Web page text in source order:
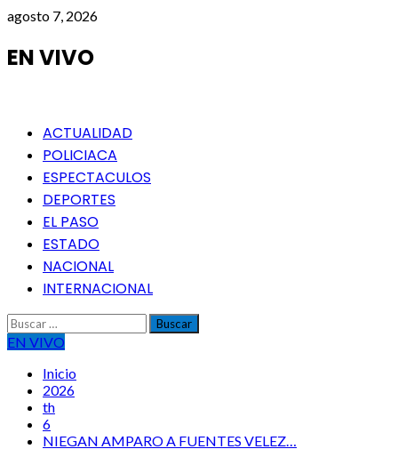
Saltar
contenido
agosto 7, 2026
EN VIVO
Menú
principal
ACTUALIDAD
POLICIACA
ESPECTACULOS
DEPORTES
EL PASO
ESTADO
NACIONAL
INTERNACIONAL
Buscar:
EN VIVO
Inicio
2026
th
6
NIEGAN AMPARO A FUENTES VELEZ…